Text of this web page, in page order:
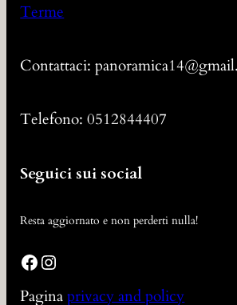
Terme
Contattaci:
Telefono: 0512844407
Seguici sui social
Resta aggiornato e non perderti nulla!
Facebook Instagram
Paginaprivacy and policy